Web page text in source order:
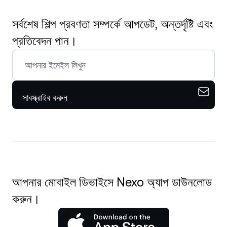
সর্বশেষ শিল্প প্রবণতা সম্পর্কে আপডেট, অন্তর্দৃষ্টি এবং
প্রতিবেদন পান।
সাবস্ক্রাইব করুন
আপনার মোবাইল ডিভাইসে Nexo অ্যাপ ডাউনলোড
করুন।